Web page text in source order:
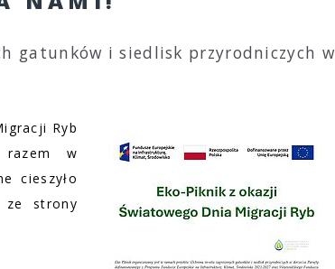
gatunków i siedlisk przyrodniczych w
Ryb
razem w
cieszyło
ze strony